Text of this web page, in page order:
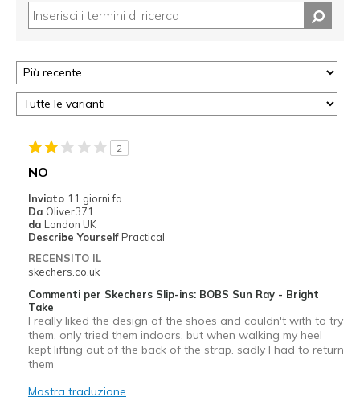
2
NO
Inviato 11 giorni fa
Da Oliver371
da London UK
Describe Yourself Practical
RECENSITO IL
skechers.co.uk
Commenti per Skechers Slip-ins: BOBS Sun Ray - Bright
Take
I really liked the design of the shoes and couldn't with to try
them. only tried them indoors, but when walking my heel
kept lifting out of the back of the strap. sadly I had to return
them
Mostra traduzione